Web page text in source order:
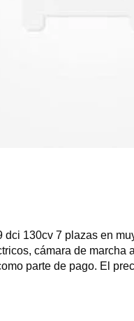
130cv 7 plazas en
cámara de
parte de pago. El